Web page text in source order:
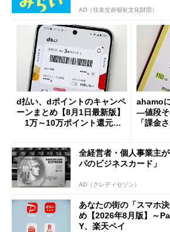
AD（住友生命福祉文化財団）
d払い、dポイントのキャンペ
ーンまとめ【8月1日最新版】
1万～10万ポイント還元の
ahamo
―値段
「課金
全経営者・個人事業主
パのビジネスカード」
AD（クレディセゾン）
あなたの街の「スマホ
め【2026年8月版】～
Y、楽天ペイ